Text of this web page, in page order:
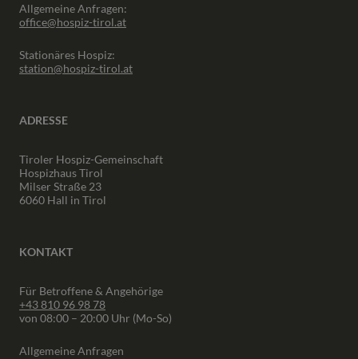
Allgemeine Anfragen:
office@hospiz-tirol.at
Stationäres Hospiz:
station@hospiz-tirol.at
ADRESSE
Tiroler Hospiz-Gemeinschaft
Hospizhaus Tirol
Milser Straße 23
6060 Hall in Tirol
KONTAKT
Für Betroffene & Angehörige
+43 810 96 98 78
von 08:00 – 20:00 Uhr (Mo-So)
Allgemeine Anfragen